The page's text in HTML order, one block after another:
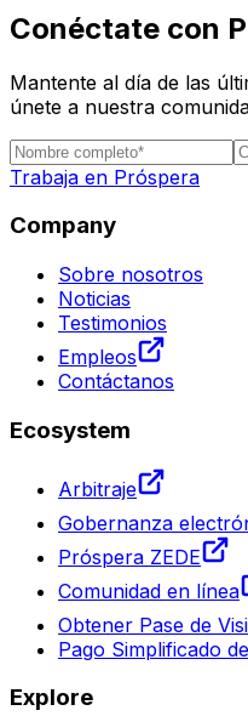
Conéctate con
Mantente al día de las
únete a nuestra
Trabaja en Próspera
Company
Sobre nosotros
Noticias
Testimonios
Empleos
Contáctanos
Ecosystem
Arbitraje
Gobernanza
Próspera ZEDE
Comunidad en línea
Obtener Pase de
Pago Simplificado
Explore